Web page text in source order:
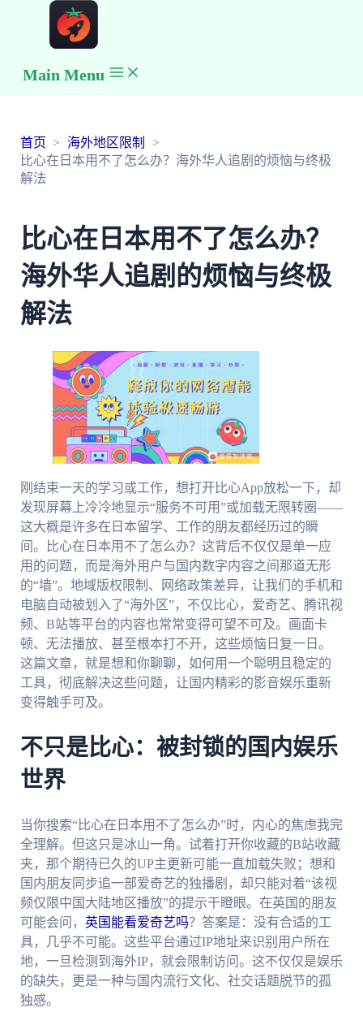
Main Menu
首页
海外地区限制
比心在日本用不了怎么办？海外华人追剧的烦恼与终极
解法
比心在日本用不了怎么办？
海外华人追剧的烦恼与终极
解法
刚结束一天的学习或工作，想打开比心App放松一下，却
发现屏幕上冷冷地显示“服务不可用”或加载无限转圈——
这大概是许多在日本留学、工作的朋友都经历过的瞬
间。比心在日本用不了怎么办？这背后不仅仅是单一应
用的问题，而是海外用户与国内数字内容之间那道无形
的“墙”。地域版权限制、网络政策差异，让我们的手机和
电脑自动被划入了“海外区”，不仅比心，爱奇艺、腾讯视
频、B站等平台的内容也常常变得可望不可及。画面卡
顿、无法播放、甚至根本打不开，这些烦恼日复一日。
这篇文章，就是想和你聊聊，如何用一个聪明且稳定的
工具，彻底解决这些问题，让国内精彩的影音娱乐重新
变得触手可及。
不只是比心：被封锁的国内娱乐
世界
当你搜索“比心在日本用不了怎么办”时，内心的焦虑我完
全理解。但这只是冰山一角。试着打开你收藏的B站收藏
夹，那个期待已久的UP主更新可能一直加载失败；想和
国内朋友同步追一部爱奇艺的独播剧，却只能对着“该视
频仅限中国大陆地区播放”的提示干瞪眼。在英国的朋友
可能会问， 英国能看爱奇艺吗？答案是：没有合适的工
具，几乎不可能。这些平台通过IP地址来识别用户所在
地，一旦检测到海外IP，就会限制访问。这不仅仅是娱乐
的缺失，更是一种与国内流行文化、社交话题脱节的孤
独感。